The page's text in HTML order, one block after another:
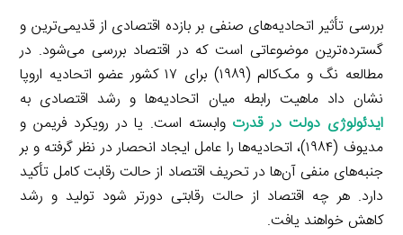
بررسی تأثیر اتحادیه‌های صنفی بر بازده اقتصادی از قدیمی‌ترین و
گسترده‌ترین موضوعاتی است که در اقتصاد بررسی می‌شود. در
مطالعه نگ و مک‌کالم (۱۹۸۹) برای ۱۷ کشور عضو اتحادیه اروپا
نشان داد ماهیت رابطه میان اتحادیه‌ها و رشد اقتصادی به
ایدئولوژی دولت در قدرت وابسته است. یا در رویکرد فریمن و
مدیوف (۱۹۸۴)، اتحادیه‌ها را عامل ایجاد انحصار در نظر گرفته و بر
جنبه‌های منفی آن‌ها در تحریف اقتصاد از حالت رقابت کامل تأکید
دارد. هر چه اقتصاد از حالت رقابتی دورتر شود تولید و رشد
کاهش خواهند یافت.